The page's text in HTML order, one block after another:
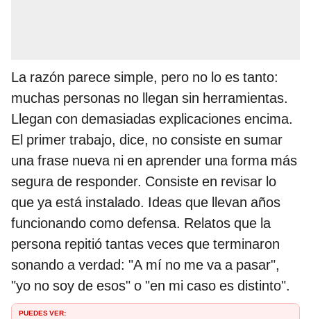
La razón parece simple, pero no lo es tanto:
muchas personas no llegan sin herramientas.
Llegan con demasiadas explicaciones encima.
El primer trabajo, dice, no consiste en sumar
una frase nueva ni en aprender una forma más
segura de responder. Consiste en revisar lo
que ya está instalado. Ideas que llevan años
funcionando como defensa. Relatos que la
persona repitió tantas veces que terminaron
sonando a verdad: "A mí no me va a pasar",
"yo no soy de esos" o "en mi caso es distinto".
PUEDES VER: